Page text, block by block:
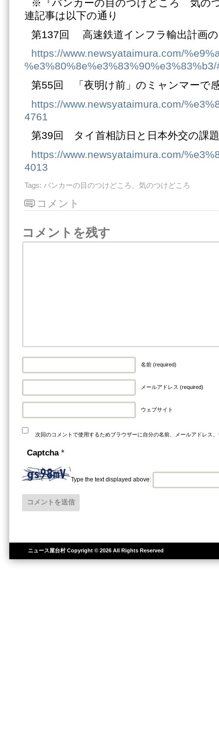
※『バンカーの目のつけどころ 気の
連記事は以下の通り
第137回 高速鉄道インフラ輸出計画
https://www.newsyataimura.com/
第55回 「夜明け前」のミャンマーで
https://www.newsyataimura.com/
4761
第39回 タイ首相訪日と日本外交の課題
https://www.newsyataimura.com/
4013
Tags: バンカーの目のつけどころ、気のつけどころ
コメント
コメントを残す
名前 (required)
メールアドレス (required)
ウェブサイト
次回のコメントで使用するためブラウザーに自分の名前、メールアドレス
Captcha *
Type the text displayed above:
ニュース屋台村Copyright © 2026 All Rights Reserved